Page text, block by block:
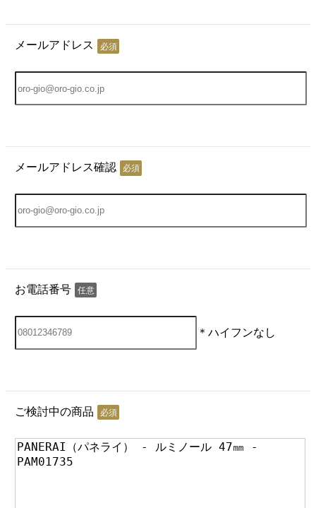
メールアドレス 必須
メールアドレス確認 必須
お電話番号 任意
＊ハイフンなし
ご検討中の商品 必須